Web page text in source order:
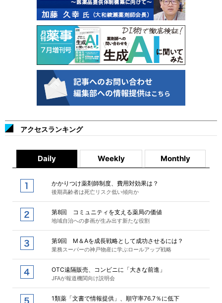
アクセスランキング
Daily Weekly Monthly
かかりつけ薬剤師制度、費用対効果は？
後期高齢者は死亡リスク低い傾向か
第8回 コミュニティを支える薬局の価値
地域自治への参画が生み出す新たな役割
第9回 M＆Aを成長戦略として成功させるには？
業務スーパーの神戸物産に学ぶロールアップ戦略
OTC遠隔販売、コンビニに「大きな前進」
JFAが報道機関向け説明会
1類薬「文書で情報提供」、順守率76.7％に低下